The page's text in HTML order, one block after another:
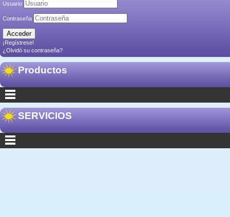
Usuario
Contraseña
¡Regístrese!
¿Olvidó su contraseña?
Productos
SERVICIOS